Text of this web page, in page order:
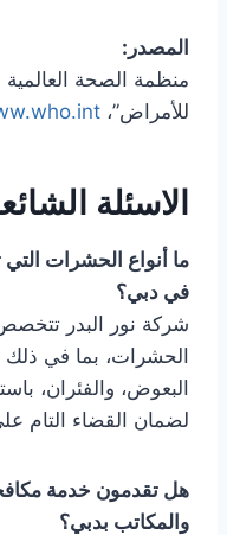
المصدر:
للأمراض”،
الاسئلة
ما أنواع الحشرات التي
في دبي؟
شركة نور البدر
الحشرات، بما في ذلك
البعوض، والفئران،
لضمان القضاء التام
هل تقدمون خدمة
والمكاتب بدبي؟